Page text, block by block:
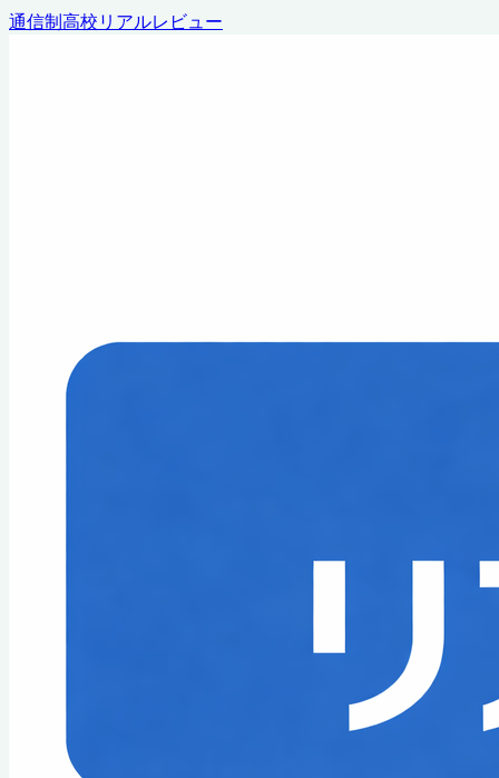
通信制高校リアルレビュー